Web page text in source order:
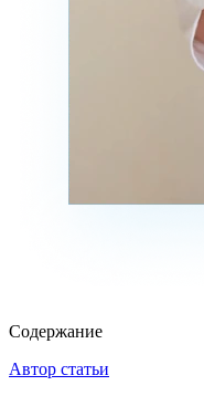
Содержание
Автор статьи